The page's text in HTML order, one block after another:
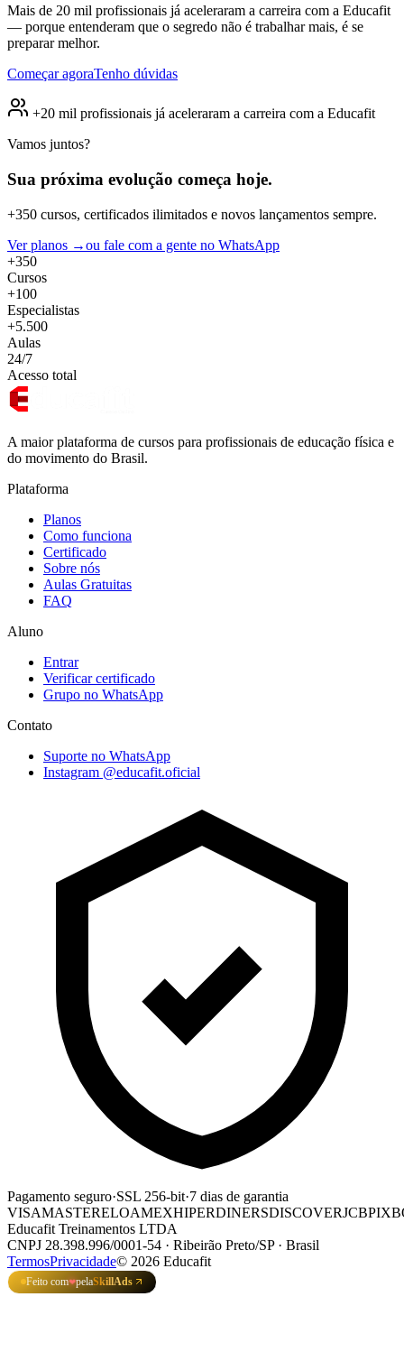
Mais de 20 mil profissionais já aceleraram a carreira com a Educafit
— porque entenderam que o segredo não é trabalhar mais, é se
preparar melhor.
Começar agoraTenho dúvidas
+20 mil profissionais já aceleraram a carreira com a Educafit
Vamos juntos?
Sua próxima evolução começa hoje.
+350 cursos, certificados ilimitados e novos lançamentos sempre.
Ver planos →ou fale com a gente no WhatsApp
+350
Cursos
+100
Especialistas
+5.500
Aulas
24/7
Acesso total
A maior plataforma de cursos para profissionais de educação física e
do movimento do Brasil.
Plataforma
Planos
Como funciona
Certificado
Sobre nós
Aulas Gratuitas
FAQ
Aluno
Entrar
Verificar certificado
Grupo no WhatsApp
Contato
Suporte no WhatsApp
Instagram @educafit.oficial
Pagamento seguro·SSL 256-bit·7 dias de garantia
VISAMASTERELOAMEXHIPERDINERSDISCOVERJCBPIX
Educafit Treinamentos LTDA
CNPJ 28.398.996/0001-54 · Ribeirão Preto/SP · Brasil
TermosPrivacidade© 2026 Educafit
Feito com❤pelaSkillAds